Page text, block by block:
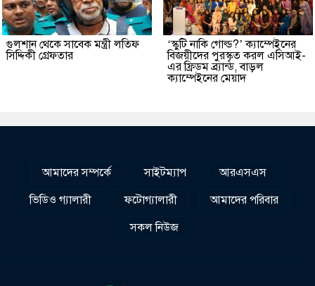
গুলশান থেকে সাবেক মন্ত্রী লতিফ
সিদ্দিকী গ্রেফতার
‘স্কুটি নাকি গোল্ড?’ ক্যাম্পেইনের
বিজয়ীদের পুরস্কৃত করল এসিআই-
এর ফ্রিডম ব্র্যান্ড, বাড়ল
ক্যাম্পেইনের মেয়াদ
আমাদের সম্পর্কে সাইটম্যাপ
আরএসএস
ভিডিও গ্যালারী
ফটোগ্যালারী
আমাদের পরিবার
সকল নিউজ